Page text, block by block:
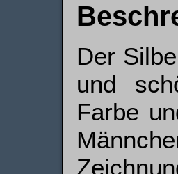
Der
und
Farbe